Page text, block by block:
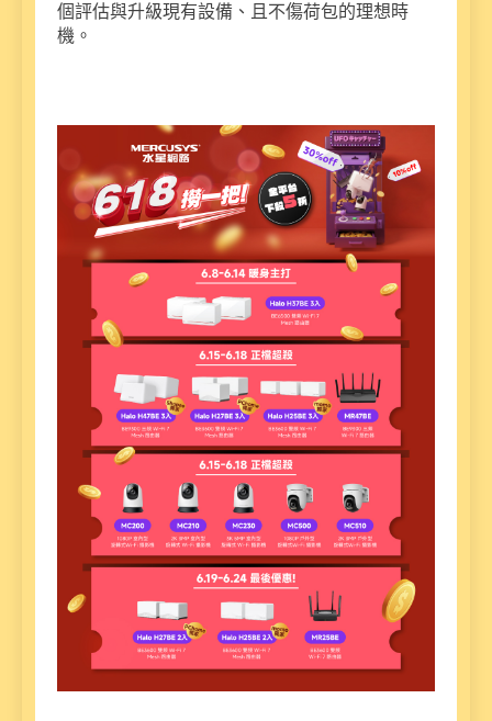
個評估與升級現有設備、且不傷荷包的理想時
機。